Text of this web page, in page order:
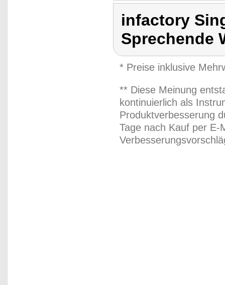
infactory
Sprechende
* Preise inklusive
** Diese Meinung
kontinuierlich als
Produktverbesserung
Tage nach Kauf per E-